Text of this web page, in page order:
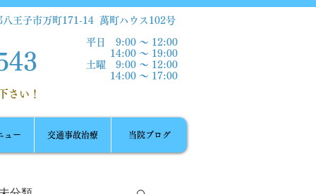
八王子市万町171-14 萬町ハウス102号
さい！
​平日 9:00 ～ 12:00
14:00 ～ 19:00
土曜 9:00 ～ 12:00
14:00 ～ 17:00​
ュー 交通事故治療 当院ブログ